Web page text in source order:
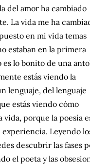
del amor ha cambiado
La vida me ha
en mi vida temas
estaban en la primera
lo bonito de una
estás viendo la
lenguaje, del lenguaje
estás viendo cómo
porque la poesía
experiencia. Leyendo
descubrir las fases
el poeta y las